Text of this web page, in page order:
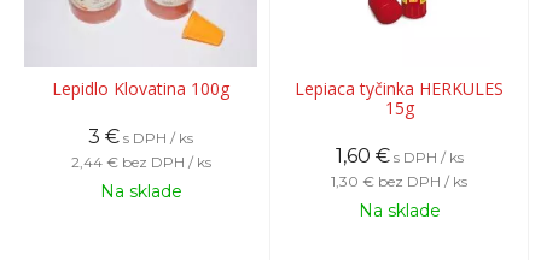
Lepidlo Klovatina 100g
3 € s DPH / ks
2,44 € bez DPH / ks
Na sklade
Lepiaca tyčinka HERKULES
15g
1,60 € s DPH / ks
1,30 € bez DPH / ks
Na sklade